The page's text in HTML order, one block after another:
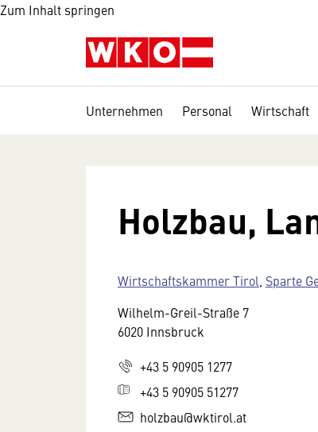
Zum Inhalt springen
Unternehmen Personal Wirtschaft
Holzbau,
Wirtschaftskammer Tirol Sparte
Wilhelm-Greil-Straße 7
6020 Innsbruck
+43 5 90905 1277
+43 5 90905 51277
holzbau@wktirol.at